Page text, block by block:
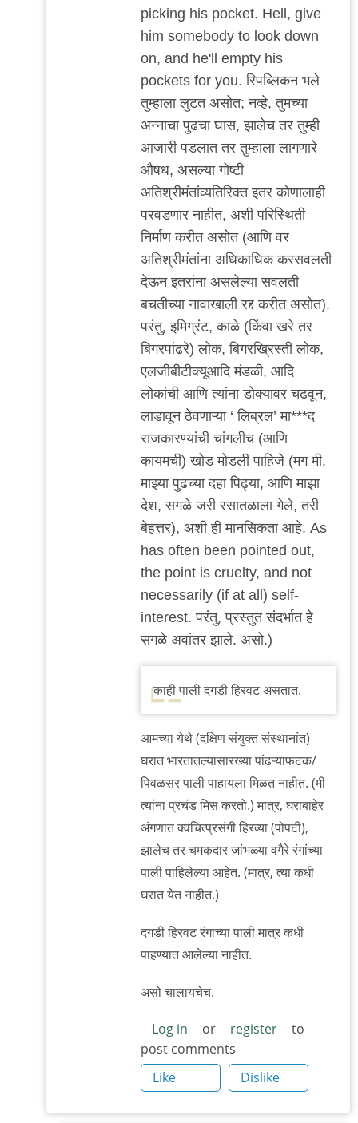
picking his pocket. Hell, give
him somebody to look down
on, and he'll empty his
pockets for you. रिपब्लिकन भले
तुम्हाला लुटत असोत; नव्हे, तुमच्या
अन्नाचा पुढचा घास, झालेच तर तुम्ही
आजारी पडलात तर तुम्हाला लागणारे
औषध, असल्या गोष्टी
अतिश्रीमंतांव्यतिरिक्त इतर कोणालाही
परवडणार नाहीत, अशी परिस्थिती
निर्माण करीत असोत (आणि वर
अतिश्रीमंतांना अधिकाधिक करसवलती
देऊन इतरांना असलेल्या सवलती
बचतीच्या नावाखाली रद्द करीत असोत).
परंतु, इमिग्रंट, काळे (किंवा खरे तर
बिगरपांढरे) लोक, बिगरख्रिस्ती लोक,
एलजीबीटीक्यूआदि मंडळी, आदि
लोकांची आणि त्यांना डोक्यावर चढवून,
लाडावून ठेवणाऱ्या ‘ लिब्रल’ मा***द
राजकारण्यांची चांगलीच (आणि
कायमची) खोड मोडली पाहिजे (मग मी,
माझ्या पुढच्या दहा पिढ्या, आणि माझा
देश, सगळे जरी रसातळाला गेले, तरी
बेहत्तर), अशी ही मानसिकता आहे. As
has often been pointed out,
the point is cruelty, and not
necessarily (if at all) self-
interest. परंतु, प्रस्तुत संदर्भात हे
सगळे अवांतर झाले. असो.)
काही पाली दगडी हिरवट असतात.
आमच्या येथे (दक्षिण संयुक्त संस्थानांत)
घरात भारतातल्यासारख्या पांढऱ्याफटक/
पिवळसर पाली पाहायला मिळत नाहीत. (मी
त्यांना प्रचंड मिस करतो.) मात्र, घराबाहेर
अंगणात क्वचित्प्रसंगी हिरव्या (पोपटी),
झालेच तर चमकदार जांभळ्या वगैरे रंगांच्या
पाली पाहिलेल्या आहेत. (मात्र, त्या कधी
घरात येत नाहीत.)
दगडी हिरवट रंगाच्या पाली मात्र कधी
पाहण्यात आलेल्या नाहीत.
असो चालायचेच.
Log in or register
to
post comments
Like
Dislike